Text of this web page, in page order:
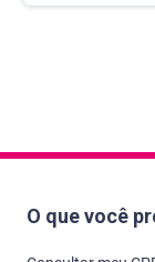
O que você